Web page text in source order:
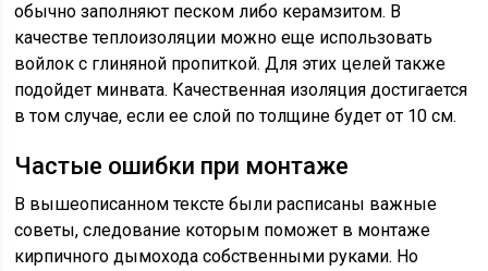
обычно заполняют песком либо керамзитом. В
качестве теплоизоляции можно еще использовать
войлок с глиняной пропиткой. Для этих целей также
подойдет минвата. Качественная изоляция достигается
в том случае, если ее слой по толщине будет от 10 см.
Частые ошибки при монтаже
В вышеописанном тексте были расписаны важные
советы, следование которым поможет в монтаже
кирпичного дымохода собственными руками. Но